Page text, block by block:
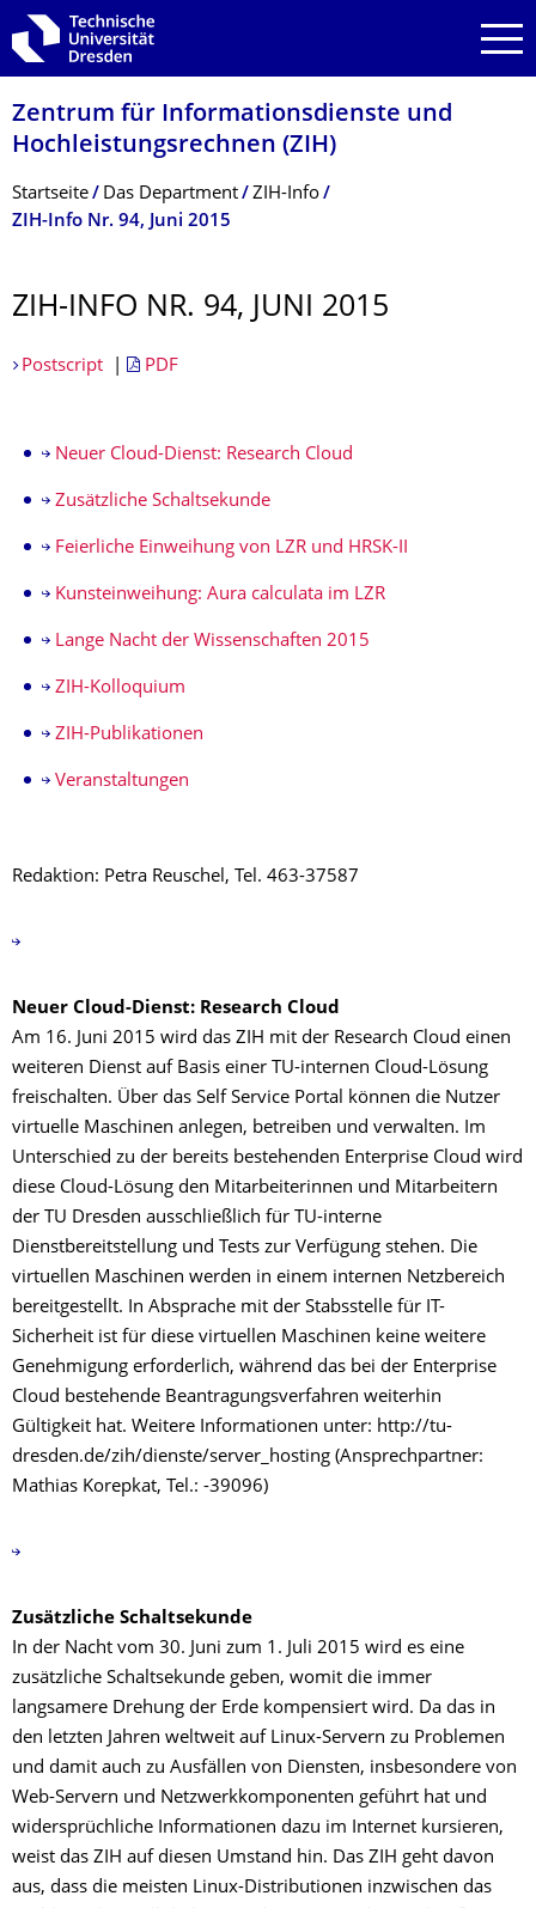
Zur Hauptnavigation springen
Zur Suche springen
Zum Inhalt springen
Zentrum für Informations­dienste und
Hochleistungs­rechnen (ZIH)
Breadcrumb-Menü
Startseite Das Department
ZIH-Info
ZIH-Info Nr. 94, Juni 2015
ZIH-INFO NR. 94, JUNI 2015
Postscript| PDF
Neuer Cloud-Dienst: Research Cloud
Zusätzliche Schaltsekunde
Feierliche Einweihung von LZR und HRSK-II
Kunsteinweihung: Aura calculata im LZR
Lange Nacht der Wissenschaften 2015
ZIH-Kolloquium
ZIH-Publikationen
Veranstaltungen
Redaktion: Petra Reuschel, Tel. 463-37587
Neuer Cloud-Dienst: Research Cloud
Am 16. Juni 2015 wird das ZIH mit der Research Cloud einen
weiteren Dienst auf Basis einer TU-internen Cloud-Lösung
freischalten. Über das Self Service Portal können die Nutzer
virtuelle Maschinen anlegen, betreiben und verwalten. Im
Unterschied zu der bereits bestehenden Enterprise Cloud wird
diese Cloud-Lösung den Mitarbeiterinnen und Mitarbeitern
der TU Dresden ausschließlich für TU-interne
Dienstbereitstellung und Tests zur Verfügung stehen. Die
virtuellen Maschinen werden in einem internen Netzbereich
bereitgestellt. In Absprache mit der Stabsstelle für IT-
Sicherheit ist für diese virtuellen Maschinen keine weitere
Genehmigung erforderlich, während das bei der Enterprise
Cloud bestehende Beantragungsverfahren weiterhin
Gültigkeit hat. Weitere Informationen unter: http://tu-
dresden.de/zih/dienste/server_hosting (Ansprechpartner:
Mathias Korepkat, Tel.: -39096)
Zusätzliche Schaltsekunde
In der Nacht vom 30. Juni zum 1. Juli 2015 wird es eine
zusätzliche Schaltsekunde geben, womit die immer
langsamere Drehung der Erde kompensiert wird. Da das in
den letzten Jahren weltweit auf Linux-Servern zu Problemen
und damit auch zu Ausfällen von Diensten, insbesondere von
Web-Servern und Netzwerkkomponenten geführt hat und
widersprüchliche Informationen dazu im Internet kursieren,
weist das ZIH auf diesen Umstand hin. Das ZIH geht davon
aus, dass die meisten Linux-Distributionen inzwischen das